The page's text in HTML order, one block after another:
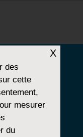
X
des
cette
mesurer
du